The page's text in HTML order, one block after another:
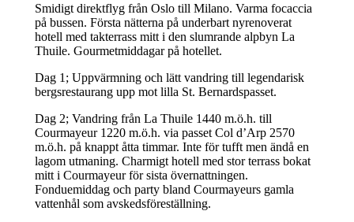
Smidigt direktflyg från Oslo till Milano. Varma focaccia
på bussen. Första nätterna på underbart nyrenoverat
hotell med takterrass mitt i den slumrande alpbyn La
Thuile. Gourmetmiddagar på hotellet.
Dag 1; Uppvärmning och lätt vandring till legendarisk
bergsrestaurang upp mot lilla St. Bernardspasset.
Dag 2; Vandring från La Thuile 1440 m.ö.h. till
Courmayeur 1220 m.ö.h. via passet Col d’Arp 2570
m.ö.h. på knappt åtta timmar. Inte för tufft men ändå en
lagom utmaning. Charmigt hotell med stor terrass bokat
mitt i Courmayeur för sista övernattningen.
Fonduemiddag och party bland Courmayeurs gamla
vattenhål som avskedsföreställning.